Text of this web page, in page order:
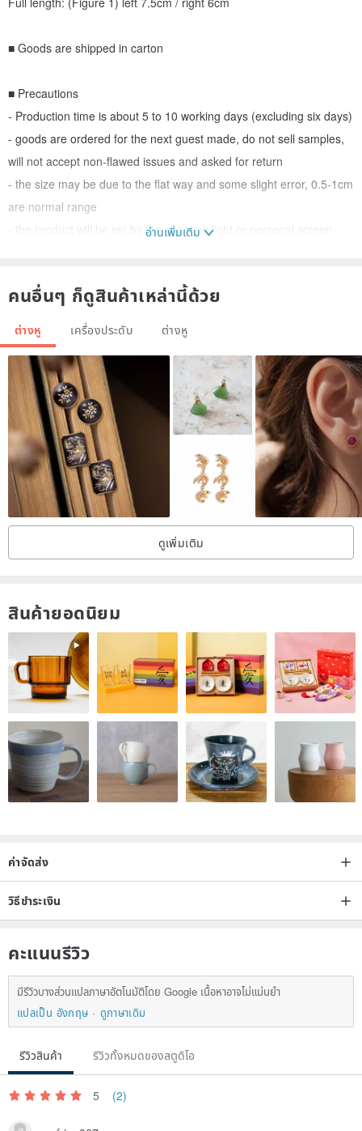
■ Goods are shipped in carton
■ Precautions
- Production time is about 5 to 10 working days (excluding six days)
- goods are ordered for the next guest made, do not sell samples,
will not accept non-flawed issues and asked for return
- the size may be due to the flat way and some slight error, 0.5-1cm
are normal range
- the product will be set by the shooting light or personal screen
- material using natural fresh water pearl or natural semi-precious
stone, each size, color depth, shape, texture and more different,
very mind, please think twice
- store goods are hand-made rather than mechanical production,
the goods will be due to the length of the custom and slightly adjust
the arrangement, the actual product will be slightly different with the
photos, please accept the next order to buy
- metal may be due to collision friction to produce subtle scratches,
this is a normal phenomenon
- handmade products, please avoid forced pull or weight stack, so
as to avoid damage to the deformation of goods
swimming, sports ...) and make-up skin care products, perfume,
hair gel and other chemical products
- copper or alloy material jewelry will be sweat, the environment is
wet, wearing a long time, personal physical and air factors leaving
the jewelry oxidation color dark, do not wear, please use a soft cloth
or glasses cloth gently wipe the surface and then into the folder
chain Bag or sealed box collection
- long-term wear of copper jewelry will be the situation of
blackening, can be a little toothbrush dipped in a toothbrush and
Taiwan Handmade / Japanese Materials
อ่านเพิ่มเติม
คนอื่นๆ ก็ดูสินค้าเหล่านี้ด้วย
ต่างหู เครื่องประดับ ต่างหู
ดูเพิ่มเติม
สินค้ายอดนิยม
ค่าจัดส่ง
วิธีชำระเงิน
คะแนนรีวิว
มีรีวิวบางส่วนแปลภาษาอัตโนมัติโดย Google เนื้อหาอาจไม่แม่นยำ
แปลเป็น อังกฤษ
ดูภาษาเดิม
รีวิวสินค้า รีวิวทั้งหมดของสตูดิโอ
5 (2)